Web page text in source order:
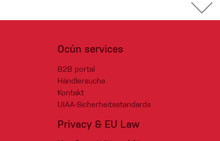
Ocún services
B2B portal
Händlersuche
Kontakt
UIAA-Sicherheitsstandards
Privacy & EU Law